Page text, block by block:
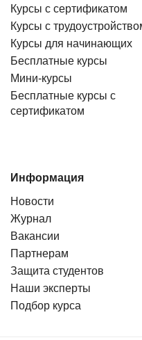
Курсы с сертификатом
Курсы с
Курсы для начинающих
Бесплатные курсы
Мини-курсы
Бесплатные курсы с
сертификатом
Информация
Новости
Журнал
Вакансии
Партнерам
Защита студентов
Наши эксперты
Подбор курса